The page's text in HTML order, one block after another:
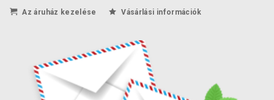
Az áruház kezelése Vásárlási információk